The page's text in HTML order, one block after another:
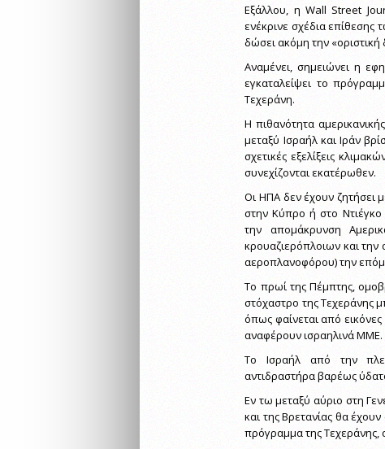
Εξάλλου, η Wall Street
ενέκρινε σχέδια
δώσει ακόμη την
Αναμένει, σημειώνει η
εγκαταλείψει το
Τεχεράνη.
Η πιθανότητα
μεταξύ Ισραήλ και Ιράν
σχετικές εξελίξεις
συνεχίζονται εκατέρωθεν.
Οι ΗΠΑ δεν έχουν ζητήσει
στην Κύπρο ή στο Ντιέγκο
την απομάκρυνση
κρουαζιερόπλοιων και
αεροπλανοφόρου) την
Το πρωί της Πέμπτης,
στόχαστρο της Τεχεράνης
όπως φαίνεται από
αναφέρουν ισραηλινά ΜΜΕ.
Το Ισραήλ από την
αντιδραστήρα βαρέως
Εν τω μεταξύ αύριο στη
και της Βρετανίας θα
πρόγραμμα της